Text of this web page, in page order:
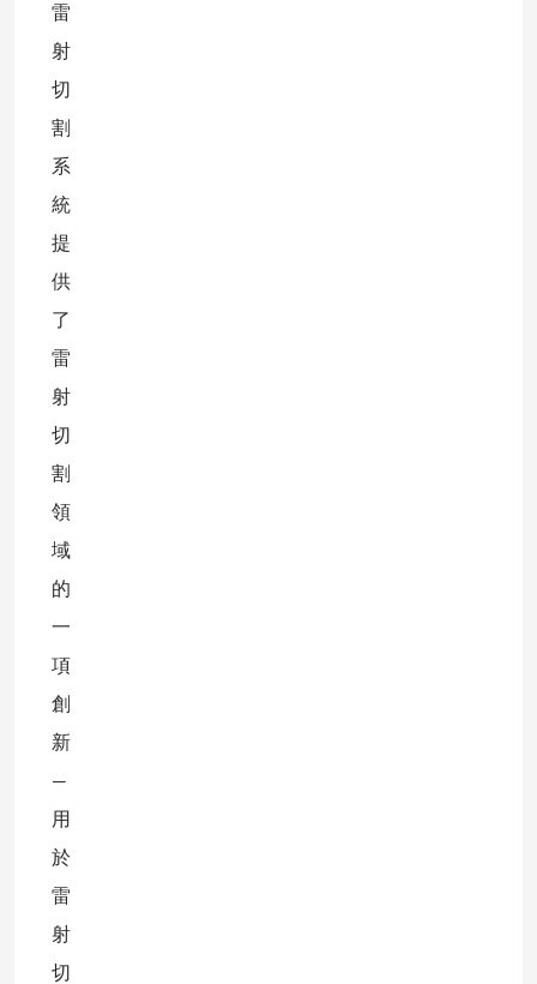
雷
射
切
割
系
統
提
供
了
雷
射
切
割
領
域
的
一
項
創
新
—
用
於
雷
射
切